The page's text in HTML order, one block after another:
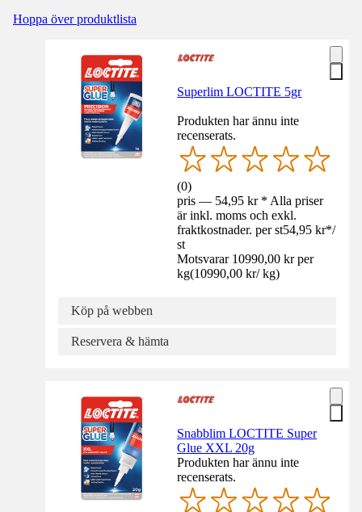
Hoppa över produktlista
Superlim LOCTITE 5gr
Produkten har ännu inte
recenserats.
(0)
pris — 54,95 kr * Alla priser
är inkl. moms och exkl.
fraktkostnader. per st54,95 kr*/
st
Motsvarar 10990,00 kr per
kg(10990,00 kr/ kg)
Köp på webben
Reservera & hämta
Snabblim LOCTITE Super
Glue XXL 20g
Produkten har ännu inte
recenserats.